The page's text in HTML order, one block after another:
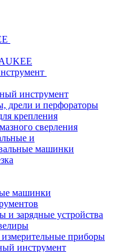
инструмент
дрели и перфораторы
крепления
сверления
и
машинки
машинки
и зарядные устройства
приборы
инструмент